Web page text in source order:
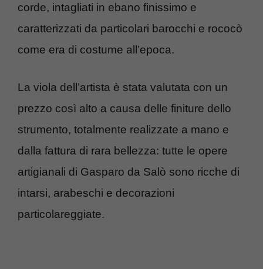
corde, intagliati in ebano finissimo e
caratterizzati da particolari barocchi e rococò
come era di costume all’epoca.
La viola dell’artista è stata valutata con un
prezzo così alto a causa delle finiture dello
strumento, totalmente realizzate a mano e
dalla fattura di rara bellezza: tutte le opere
artigianali di Gasparo da Salò sono ricche di
intarsi, arabeschi e decorazioni
particolareggiate.